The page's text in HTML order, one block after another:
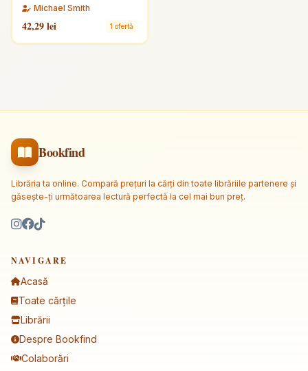
Michael Smith
42,29 lei 1 ofertă
Bookfind
Librăria ta online. Compară prețuri la cărți din toate librăriile partenere și
găsește-ți următoarea lectură perfectă la cel mai bun preț.
NAVIGARE
Acasă
Toate cărțile
Librării
Despre Bookfind
Colaborări